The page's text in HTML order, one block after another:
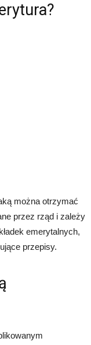
można otrzymać
przez rząd i zależy
emerytalnych,
przepisy.